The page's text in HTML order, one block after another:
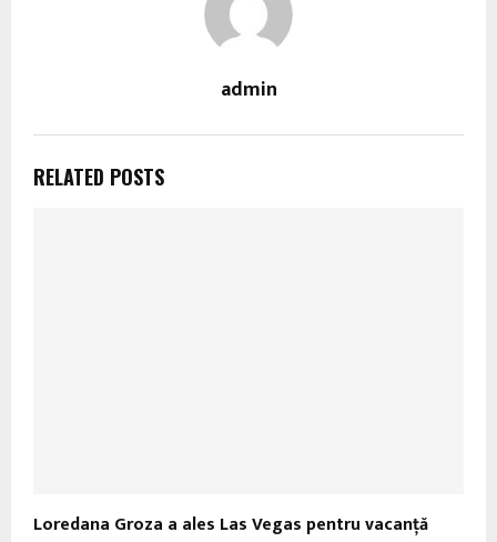
admin
RELATED POSTS
Loredana Groza a ales Las Vegas pentru vacanță